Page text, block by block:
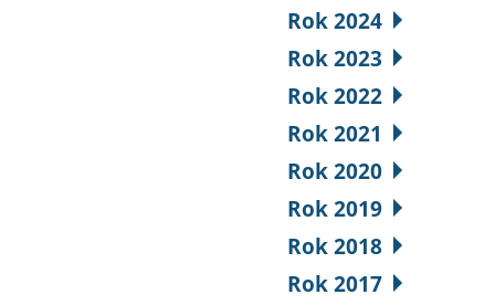
Rok 2024
Rok 2023
Rok 2022
Rok 2021
Rok 2020
Rok 2019
Rok 2018
Rok 2017